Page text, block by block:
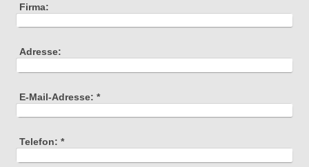
Firma:
Adresse:
E-Mail-Adresse: *
Telefon: *